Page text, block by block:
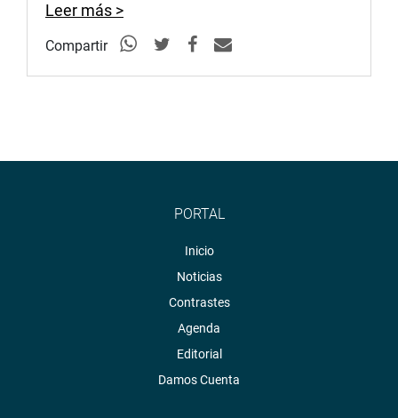
Leer más >
Compartir
PORTAL
Inicio
Noticias
Contrastes
Agenda
Editorial
Damos Cuenta